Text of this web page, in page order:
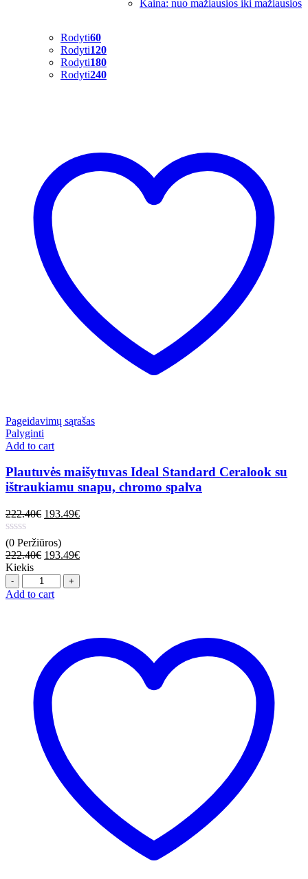
Kaina: nuo mažiausios iki mažiausios
Rodyti60
Rodyti120
Rodyti180
Rodyti240
Pageidavimų sąrašas
Palyginti
Add to cart
Plautuvės maišytuvas Ideal Standard Ceralook su
ištraukiamu snapu, chromo spalva
222.40€ 193.49€
(0 Peržiūros)
222.40€ 193.49€
Kiekis
Quantity
Add to cart